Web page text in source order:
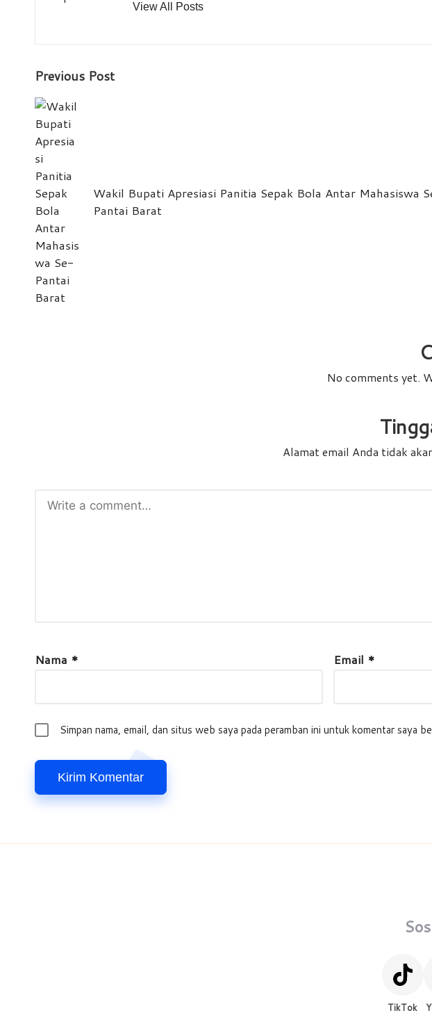
View All Posts
Post
navigation
Previous Post
Wakil Bupati Apresiasi Panitia Sepak Bola Antar Mahasiswa
Pantai Barat
No comments yet.
Alamat email Anda tidak
Nama * Email *
Simpan nama, email, dan situs web saya pada peramban ini untuk komentar saya
TikTok